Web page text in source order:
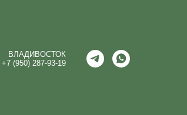
ВЛАДИВОСТОК
+7 (950) 287-93-19